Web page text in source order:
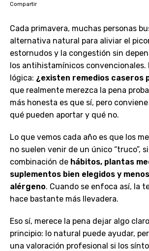
Compartir
Cada primavera, muchas personas
alternativa natural para aliviar el
estornudos y la congestión sin
los antihistamínicos convencionales.
lógica: ¿existen remedios caseros
que realmente merezca la pena
más honesta es que sí, pero
qué pueden aportar y qué no.
Lo que vemos cada año es que los
no suelen venir de un único “truco”,
combinación de hábitos, plantas
suplementos bien elegidos y
alérgeno. Cuando se enfoca así, la
hace bastante más llevadera.
Eso sí, merece la pena dejar algo
principio: lo natural puede ayudar,
una valoración profesional si los